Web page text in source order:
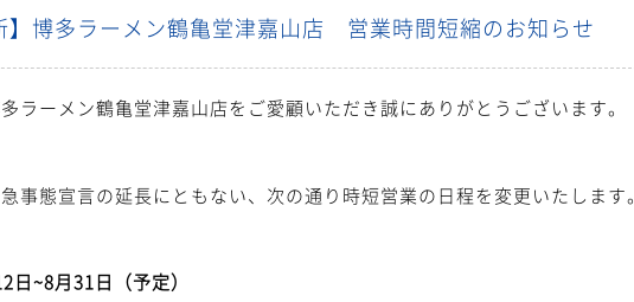
】博多ラーメン鶴亀堂津嘉山店 営業時間短縮のお知らせ
ラーメン鶴亀堂津嘉山店をご愛顧いただき誠にありがとうございます。
事態宣言の延長にともない、次の通り時短営業の日程を変更いたします。
日~8月31日（予定）